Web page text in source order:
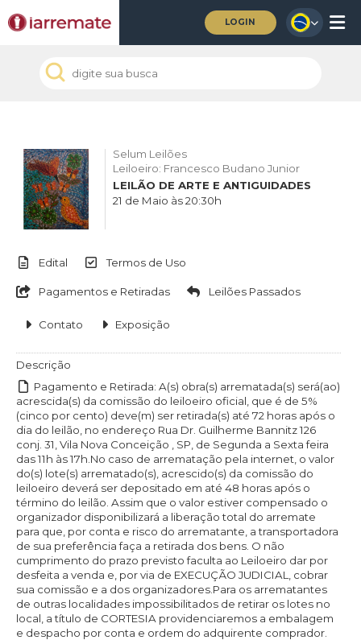
LOGIN
Selum Leilões
Leiloeiro: Francesco Budano Junior
LEILÃO DE ARTE E ANTIGUIDADES
21 de Maio às 20:30h
Edital Termos de Uso
Pagamentos e Retiradas Leilões Passados
Contato Exposição
Descrição
Pagamento e Retirada: A(s) obra(s) arrematada(s) será(ao)
acrescida(s) da comissão do leiloeiro oficial, que é de 5%
(cinco por cento) deve(m) ser retirada(s) até 72 horas após o
dia do leilão, no endereço Rua Dr. Guilherme Bannitz 126
conj. 31, Vila Nova Conceição , SP, de Segunda a Sexta feira
das 11h às 17h.No caso de arrematação pela internet, o valor
do(s) lote(s) arrematado(s), acrescido(s) da comissão do
leiloeiro deverá ser depositado em até 48 horas após o
término do leilão. Assim que o valor estiver compensado o
organizador disponibilizará a liberação total do arremate
para que, por conta e risco do arrematante, a transportadora
de sua preferência faça a retirada dos bens. O não
cumprimento do prazo previsto faculta ao Leiloeiro dar por
desfeita a venda e, por via de EXECUÇÃO JUDICIAL, cobrar
sua comissão e a dos organizadores.Para os arrematantes
de outras localidades impossibilitados de retirar os lotes no
local, a título de CORTESIA providenciaremos a embalagem
e despacho por conta e ordem do adquirente comprador.